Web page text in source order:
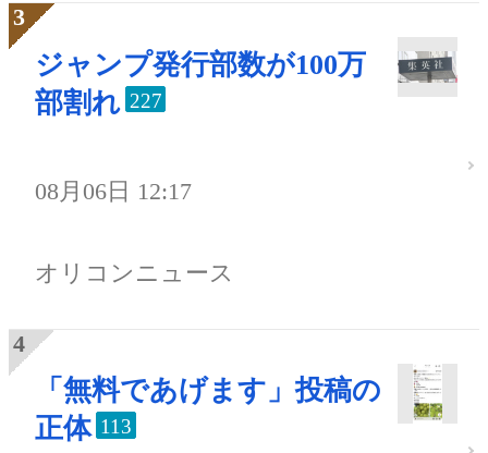
ジャンプ発行部数が100万
部割れ 227
08月06日 12:17
オリコンニュース
「無料であげます」投稿の
正体 113